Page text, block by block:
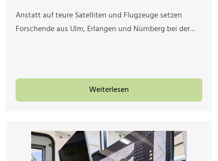
Anstatt auf teure Satelliten und Flugzeuge setzen
Forschende aus Ulm, Erlangen und Nürnberg bei der…
Weiterlesen